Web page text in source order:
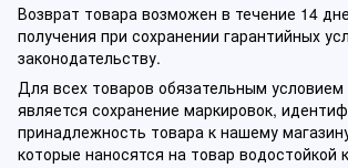
Возврат товара возможен в течение 14
получения при сохранении гарантийных
законодательству.
Для всех товаров обязательным условием
является сохранение маркировок,
принадлежность товара к нашему
которые наносятся на товар водостойкой